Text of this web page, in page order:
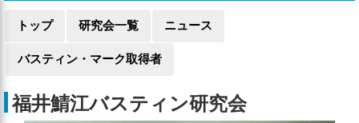
トップ 研究会一覧 ニュース
バスティン・マーク取得者
福井鯖江バスティン研究会